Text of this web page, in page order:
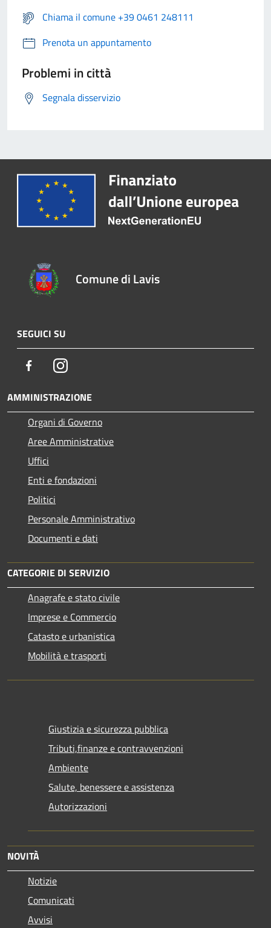
Chiama il comune +39 0461 248111
Prenota un appuntamento
Problemi in città
Segnala disservizio
Comune di Lavis
SEGUICI SU
FacebookInstagram
AMMINISTRAZIONE
Organi di Governo
Aree Amministrative
Uffici
Enti e fondazioni
Politici
Personale Amministrativo
Documenti e dati
CATEGORIE DI SERVIZIO
Anagrafe e stato civile
Imprese e Commercio
Catasto e urbanistica
Mobilità e trasporti
Giustizia e sicurezza pubblica
Tributi,finanze e contravvenzioni
Ambiente
Salute, benessere e assistenza
Autorizzazioni
NOVITÀ
Notizie
Comunicati
Avvisi